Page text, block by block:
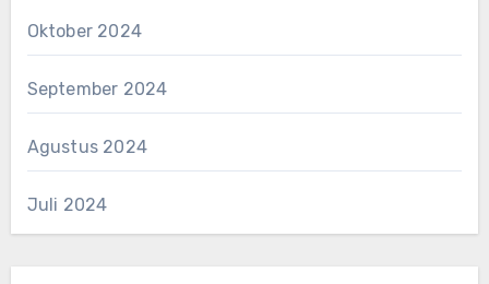
Oktober 2024
September 2024
Agustus 2024
Juli 2024